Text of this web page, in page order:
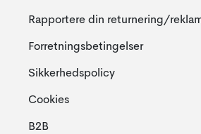
Rapportere din returnering/
Forretningsbetingelser
Sikkerhedspolicy
Cookies
B2B